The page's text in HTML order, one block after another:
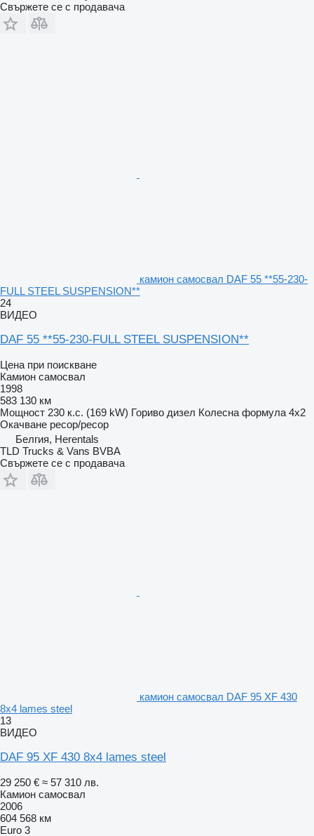
Свържете се с продавача
камион самосвал DAF 55 **55-230-
FULL STEEL SUSPENSION**
24
ВИДЕО
DAF 55 **55-230-FULL STEEL SUSPENSION**
Цена при поискване
Камион самосвал
1998
583 130 км
Мощност 230 к.с. (169 kW) Гориво дизел Колесна формула 4x2
Окачване ресор/ресор
Белгия, Herentals
TLD Trucks & Vans BVBA
Свържете се с продавача
камион самосвал DAF 95 XF 430
8x4 lames steel
13
ВИДЕО
DAF 95 XF 430 8x4 lames steel
29 250 € ≈ 57 310 лв.
Камион самосвал
2006
604 568 км
Euro 3